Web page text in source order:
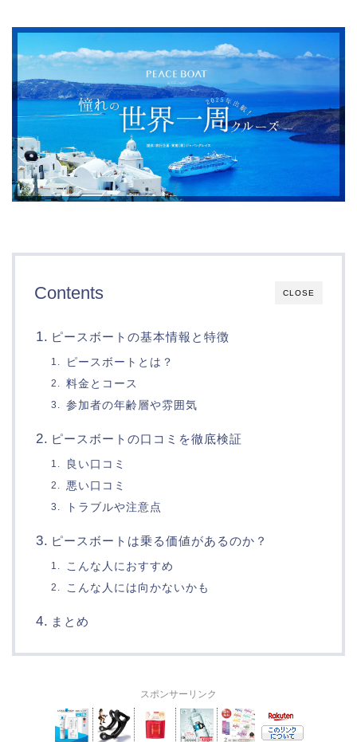
CLOSE
Contents
ピースボートの基本情報と特徴
ピースボートとは？
料金とコース
参加者の年齢層や雰囲気
ピースボートの口コミを徹底検証
良い口コミ
悪い口コミ
トラブルや注意点
ピースボートは乗る価値があるのか？
こんな人におすすめ
こんな人には向かないかも
まとめ
スポンサーリンク